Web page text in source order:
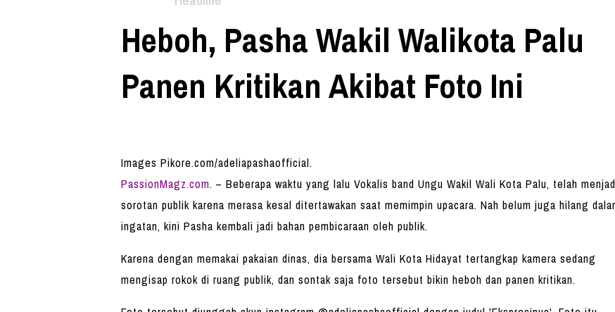
Heboh, Pasha Wakil Walikota Palu
Panen Kritikan Akibat Foto Ini
Images Pikore.com/adeliapashaofficial.
PassionMagz.com. – Beberapa waktu yang lalu Vokalis band Ungu Wakil Wali Kota Palu, telah
sorotan publik karena merasa kesal ditertawakan saat memimpin upacara. Nah belum juga hilang
ingatan, kini Pasha kembali jadi bahan pembicaraan oleh publik.
Karena dengan memakai pakaian dinas, dia bersama Wali Kota Hidayat tertangkap kamera sedang
mengisap rokok di ruang publik, dan sontak saja foto tersebut bikin heboh dan panen kritikan.